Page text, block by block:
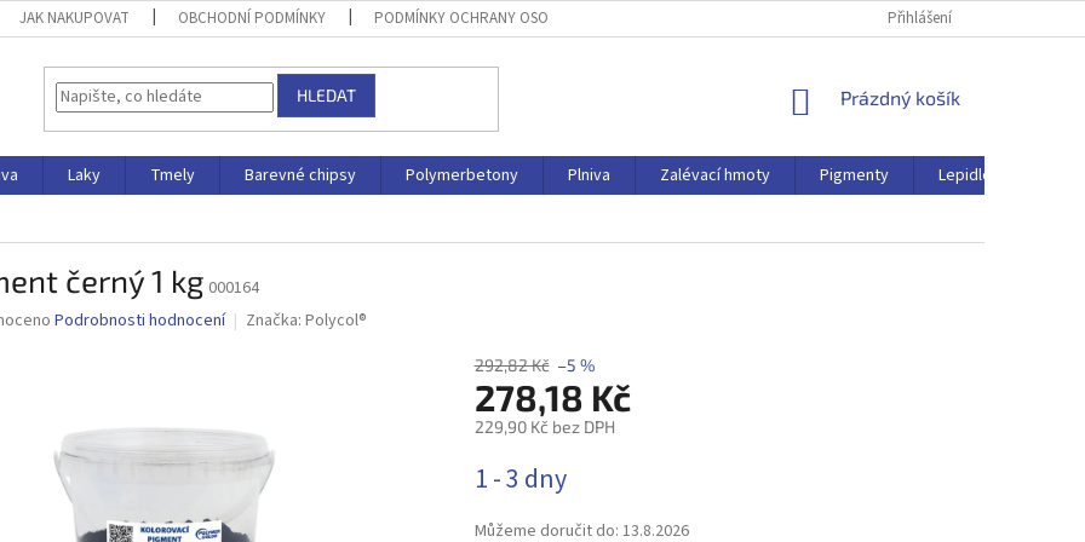
JAK NAKUPOVAT OBCHODNÍ PODMÍNKY PODMÍNKY OCHRANY OSOBNÍCH ÚDAJŮ Přihlášení
HLEDAT
NÁKUPNÍ
Prázdný košík
Laky Tmely Barevné chipsy Polymerbetony Plniva Zalévací hmoty Pigmenty Lepidlo
černý 1 kg 000164
Podrobnosti hodnocení Značka: Polycol®
292,82 Kč –5 %
278,18 Kč
229,90 Kč bez DPH
cena:
1 - 3 dny
Můžeme doručit do: 13.8.2026